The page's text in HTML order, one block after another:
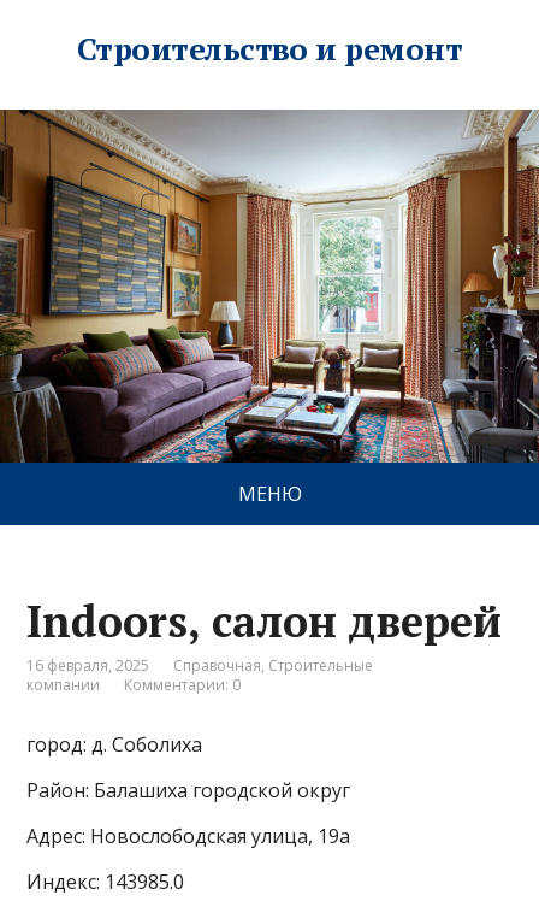
Строительство и ремонт
МЕНЮ
Indoors, салон дверей
16 февраля, 2025 Справочная, Строительные
компании
Комментарии: 0
город: д. Соболиха
Район: Балашиха городской округ
Адрес: Новослободская улица, 19а
Индекс: 143985.0